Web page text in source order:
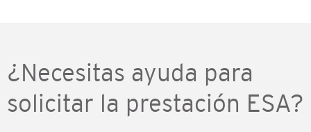
¿Necesitas ayuda para
solicitar la prestación ESA?